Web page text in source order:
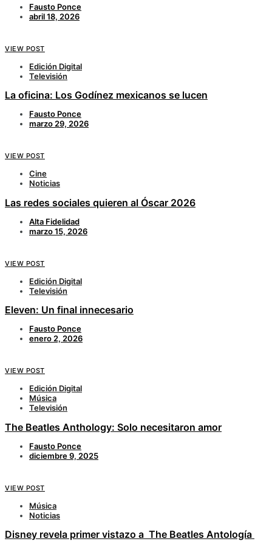
Fausto Ponce
abril 18, 2026
VIEW POST
Edición Digital
Televisión
La oficina: Los Godínez mexicanos se lucen
Fausto Ponce
marzo 29, 2026
VIEW POST
Cine
Noticias
Las redes sociales quieren al Óscar 2026
Alta Fidelidad
marzo 15, 2026
VIEW POST
Edición Digital
Televisión
Eleven: Un final innecesario
Fausto Ponce
enero 2, 2026
VIEW POST
Edición Digital
Música
Televisión
The Beatles Anthology: Solo necesitaron amor
Fausto Ponce
diciembre 9, 2025
VIEW POST
Música
Noticias
Disney revela primer vistazo a The Beatles Antología